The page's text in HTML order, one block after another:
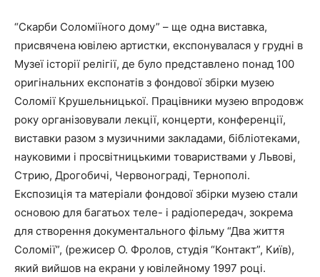
“Скарби Соломіїного дому” – ще одна виставка,
присвячена ювілею артистки, експонувалася у грудні в
Музеї історії релігії, де було представлено понад 100
оригінальних експонатів з фондової збірки музею
Соломії Крушельницької. Працівники музею впродовж
року організовували лекції, концерти, конференції,
виставки разом з музичними закладами, бібліотеками,
науковими і просвітницькими товариствами у Львові,
Стрию, Дрогобичі, Червонограді, Тернополі.
Експозиція та матеріали фондової збірки музею стали
основою для багатьох теле- і радіопередач, зокрема
для створення документального фільму “Два життя
Соломії”, (режисер О. Фролов, студія “Контакт”, Київ),
який вийшов на екрани у ювілейному 1997 році.